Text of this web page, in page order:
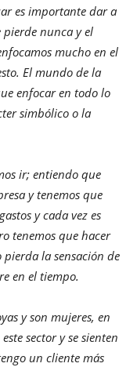
es importante dar a
pierde nunca y el
mucho en el
El mundo de la
enfocar en todo lo
simbólico o la
ir; entiendo que
y tenemos que
y cada vez es
tenemos que hacer
la sensación de
en el tiempo.
y son mujeres, en
sector y se sienten
un cliente más